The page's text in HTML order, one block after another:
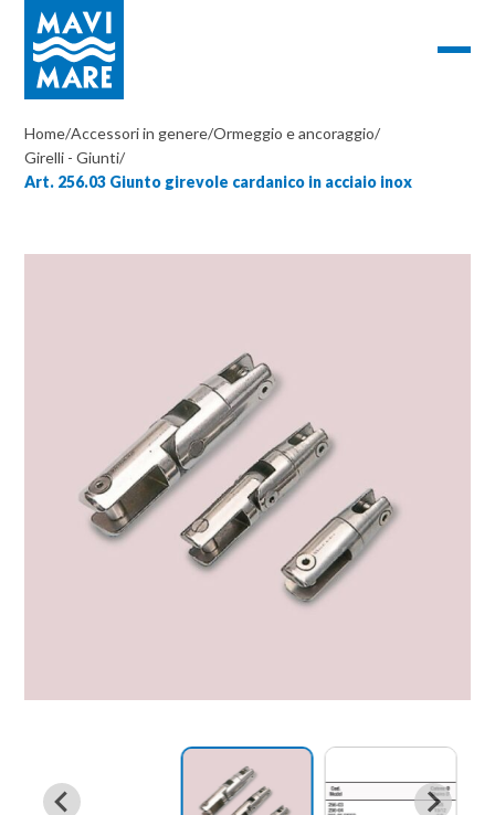
Home/Accessori in genere/Ormeggio e ancoraggio/
Girelli - Giunti/
Art. 256.03 Giunto girevole cardanico in acciaio inox